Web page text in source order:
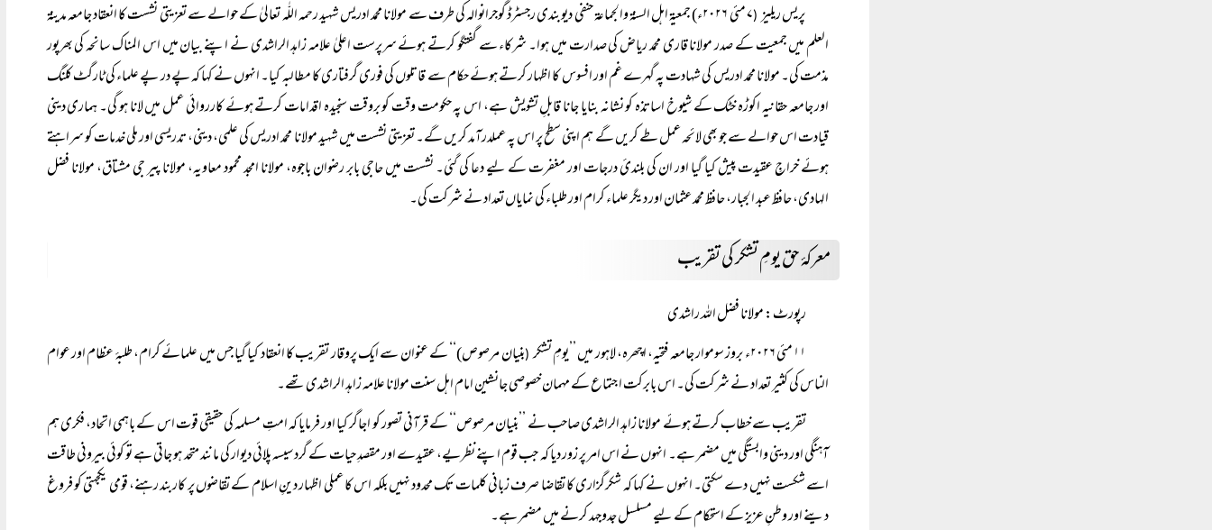
پریس ریلیز (
۷ مئی ۲۰۲۶ء) جمعیۃ اہل السنۃ والجماعۃ حنفی دیوبندی رجسٹرڈ گوجرانوالہ کی طرف سے مولانا محمد ادریس شہید رحمہ اللّٰہ تعالیٰ کے حوالے سے تعزیتی نشست کا انعقاد جامعہ مدینۃ
العلم میں جمعیت کے صدر مولانا قاری محمد ریاض کی صدارت میں ہوا۔ شرکاء سے گفتگو کرتے ہوئے سرپرست اعلیٰ علامہ زاہد الراشدی نے اپنے بیان میں اس المناک سانحہ کی بھرپور
مذمت کی۔ مولانا محمد ادریس کی شہادت پہ گہرے غم اور افسوس کا اظہار کرتے ہوئے حکام سے قاتلوں کی فوری گرفتاری کا مطالبہ کیا۔ انہوں نے کہا کہ پے در پے علماء کی ٹارگٹ کلنگ
اور جامعہ حقانیہ اکوڑہ خٹک کے شیوخ اساتذہ کو نشانہ بنایا جانا قابلِ تشویش ہے، اس پہ حکومت وقت کو بروقت سنجیدہ اقدامات کرتے ہوئے کارروائی عمل میں لانا ہو گی۔ ہماری دینی
قیادت اس حوالے سے جو بھی لائحہ عمل طے کریں گے ہم اپنی سطح پر اس پہ عملدرآمد کریں گے۔ تعزیتی نشست میں شہید مولانا محمد ادریس کی علمی، دینی، تدریسی اور ملی خدمات کو سراہتے
ہوئے خراجِ عقیدت پیش کیا گیا اور ان کی بلندئ درجات اور مغفرت کے لیے دعا کی گئی۔ نشست میں حاجی بابر رضوان باجوہ، مولانا امجد محمود معاویہ، مولانا پیر جی مشتاق، مولانا فضل
الہادی، حافظ عبد الجبار، حافظ محمد عثمان اور دیگر علماء کرام اور طلباء کی نمایاں تعداد نے شرکت کی۔
معرکۂ حق یومِ تشکر کی تقریب
رپورٹ: مولانا فضل اللہ راشدی
۱۱ مئی ۲۰۲۶ء بروز سوموار جامعہ فتحیہ، اچھرہ، لاہور میں ’’یومِ تشکر
(بنیان مرصوص)‘‘ کے عنوان سے ایک پروقار تقریب کا انعقاد کیا گیا جس میں علمائے کرام، طلبۂ عظام اور عوام
الناس کی کثیر تعداد نے شرکت کی۔ اس بابرکت اجتماع کے مہمان خصوصی جانشین امام اہل سنت مولانا علامہ زاہد الراشدی تھے۔
تقریب سے خطاب کرتے ہوئے مولانا زاہد الراشدی صاحب نے ’’بنیان مرصوص‘‘ کے قرآنی تصور کو اجاگر کیا اور فرمایا کہ امتِ مسلمہ کی حقیقی قوت اس کے باہمی اتحاد، فکری ہم
آہنگی اور دینی وابستگی میں مضمر ہے۔ انہوں نے اس امر پر زور دیا کہ جب قوم اپنے نظریے، عقیدے اور مقصدِ حیات کے گرد سیسہ پلائی دیوار کی مانند متحد ہو جاتی ہے تو کوئی بیرونی طاقت
اسے شکست نہیں دے سکتی۔ انہوں نے کہا کہ شکرگزاری کا تقاضا صرف زبانی کلمات تک محدود نہیں بلکہ اس کا عملی اظہار دینِ اسلام کے تقاضوں پر کاربند رہنے، قومی یکجہتی کو فروغ
دینے اور وطنِ عزیز کے استحکام کے لیے مسلسل جدوجہد کرنے میں مضمر ہے۔